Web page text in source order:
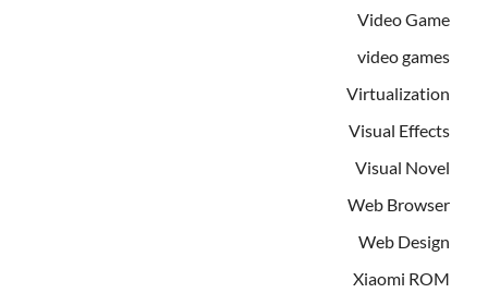
Video Game
video games
Virtualization
Visual Effects
Visual Novel
Web Browser
Web Design
Xiaomi ROM